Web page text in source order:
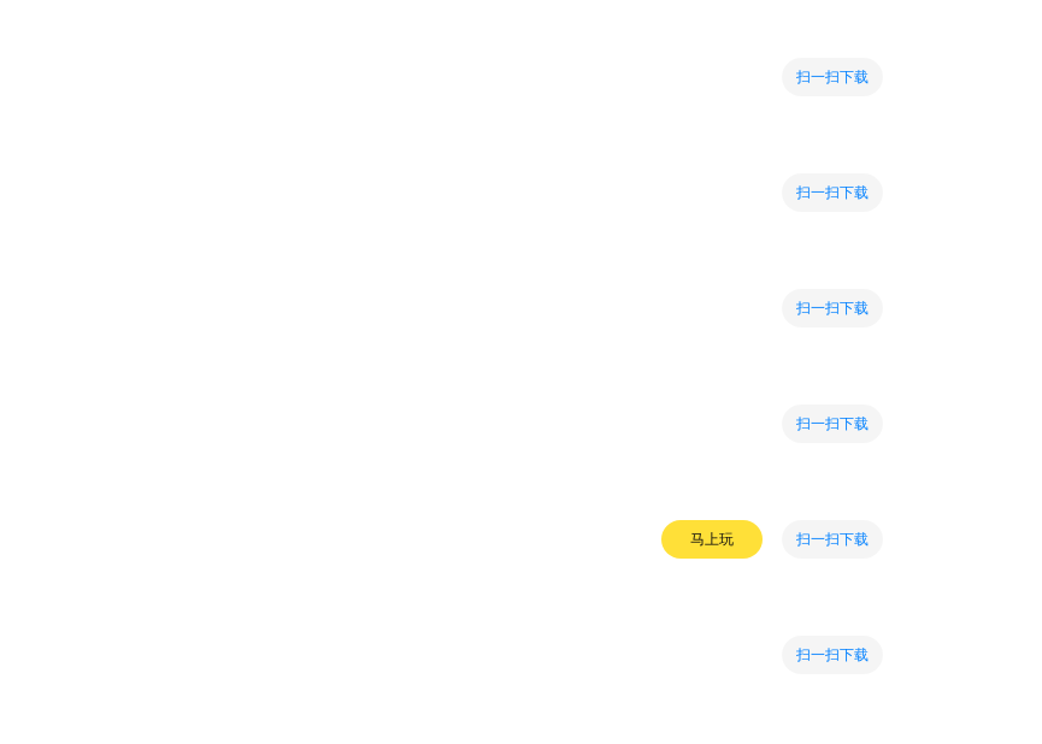
扫一扫下载
扫一扫下载
扫一扫下载
扫一扫下载
马上玩 扫一扫下载
扫一扫下载